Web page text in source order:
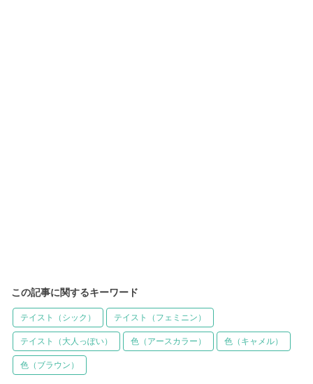
この記事に関するキーワード
テイスト（シック） テイスト（フェミニン）
テイスト（大人っぽい） 色（アースカラー） 色（キャメル）
色（ブラウン）